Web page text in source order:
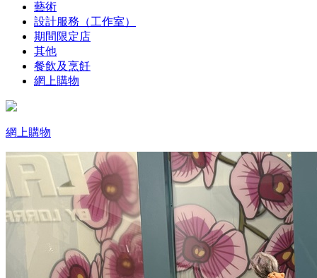
藝術
設計服務（工作室）
期間限定店
其他
餐飲及烹飪
網上購物
網上購物